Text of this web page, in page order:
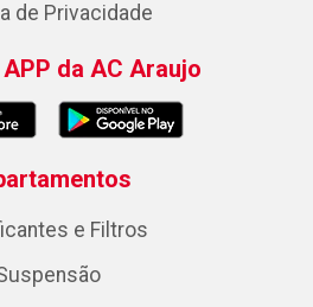
de Privacidade
da AC Araujo
e Filtros